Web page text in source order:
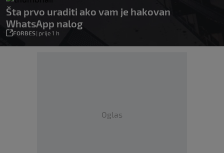
Šta prvo uraditi ako vam je hakovan
WhatsApp nalog
FORBES| prije 1 h
Oglas